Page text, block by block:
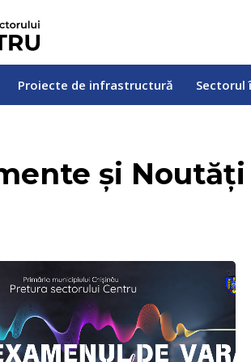
Proiecte de infrastructură Sectorul
și Noutăți
Proiecte de infrastructură